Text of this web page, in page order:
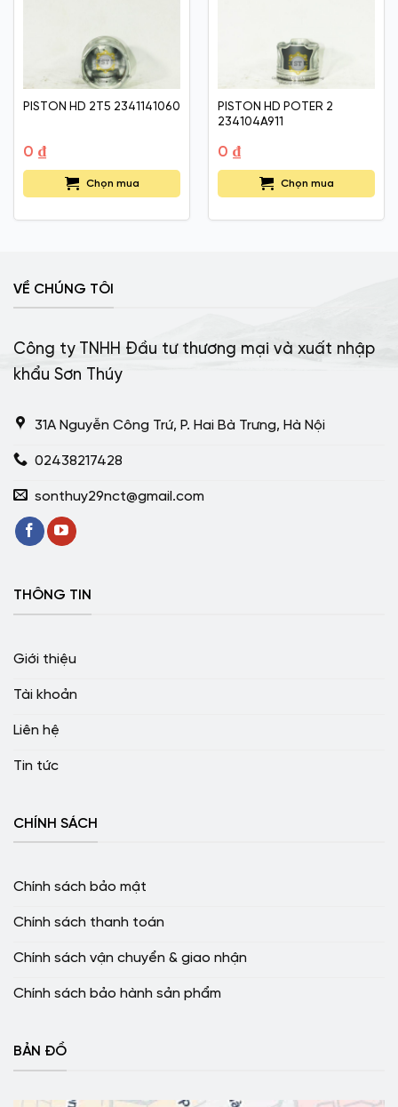
PISTON HD 2T5 2341141060
0 ₫
Chọn mua
PISTON HD POTER 2
234104A911
0 ₫
Chọn mua
VỀ CHÚNG TÔI
Công ty TNHH Đầu tư thương mại và xuất nhập
khẩu Sơn Thúy
31A Nguyễn Công Trứ, P. Hai Bà Trưng, Hà Nội
02438217428
sonthuy29nct@gmail.com
THÔNG TIN
Giới thiệu
Tài khoản
Liên hệ
Tin tức
CHÍNH SÁCH
Chính sách bảo mật
Chính sách thanh toán
Chính sách vận chuyển & giao nhận
Chính sách bảo hành sản phẩm
BẢN ĐỒ